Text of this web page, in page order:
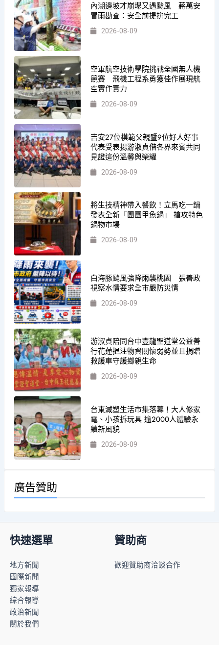
內湖邊坡才崩塌又遇颱風 蔣萬安
冒雨勘查：安全前提拚完工
2026-08-09
空軍航空技術學院挑戰全國無人機
競賽 飛機工程系勇獲佳作展現航
空實作實力
2026-08-09
吉安27位模範父親暨9位好人好事
代表受表揚游淑貞偕各界來賓共同
見證這份溫馨與榮耀
2026-08-09
將生技精神帶入餐飲！立馬吃一鍋
發表全新「團團甲魚鍋」 搶攻特色
鍋物市場
2026-08-09
白海豚颱風強降雨襲桃園 張善政
視察水情要求全市嚴防災情
2026-08-09
游淑貞陪同台中豐龍聖道堂公益善
行花蓮挹注物資關懷弱勢並且捐贈
救護車守護鄉親生命
2026-08-09
台東減塑生活市集落幕！大人修家
電、小孩拆玩具 逾2000人體驗永
續新風貌
2026-08-09
廣告贊助
快速選單
地方新聞
國際新聞
獨家報導
綜合報導
政治新聞
關於我們
贊助商
歡迎贊助商洽談合作